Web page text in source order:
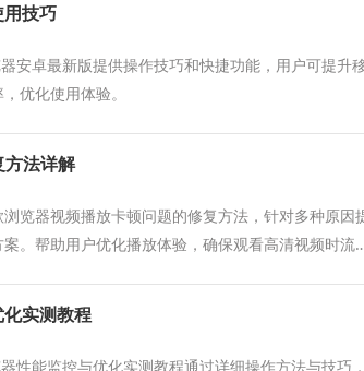
技巧
安卓最新版提供操作技巧和快捷功能，用户可提升
优化使用体验。
方法详解
览器视频播放卡顿问题的修复方法，针对多种原因
。帮助用户优化播放体验，确保观看高清视频时流
实测教程
性能监控与优化实测教程通过详细操作方法与技巧，